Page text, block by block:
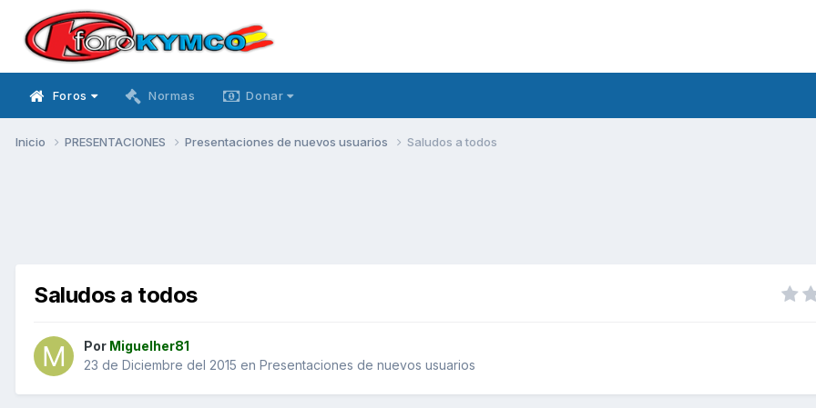
Foros Normas Donar
Inicio PRESENTACIONES Presentaciones de nuevos usuarios Saludos a todos
Saludos a todos
Por Miguelher81
23 de Diciembre del 2015 en Presentaciones de nuevos usuarios